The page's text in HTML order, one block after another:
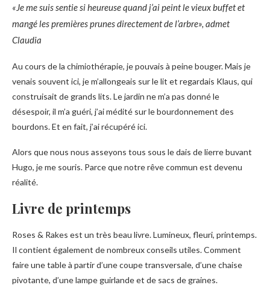
«Je me suis sentie si heureuse quand j’ai peint le vieux buffet et
mangé les premières prunes directement de l’arbre», admet
Claudia
Au cours de la chimiothérapie, je pouvais à peine bouger. Mais je
venais souvent ici, je m’allongeais sur le lit et regardais Klaus, qui
construisait de grands lits. Le jardin ne m’a pas donné le
désespoir, il m’a guéri, j’ai médité sur le bourdonnement des
bourdons. Et en fait, j’ai récupéré ici.
Alors que nous nous asseyons tous sous le dais de lierre buvant
Hugo, je me souris. Parce que notre rêve commun est devenu
réalité.
Livre de printemps
Roses & Rakes est un très beau livre. Lumineux, fleuri, printemps.
Il contient également de nombreux conseils utiles. Comment
faire une table à partir d’une coupe transversale, d’une chaise
pivotante, d’une lampe guirlande et de sacs de graines.